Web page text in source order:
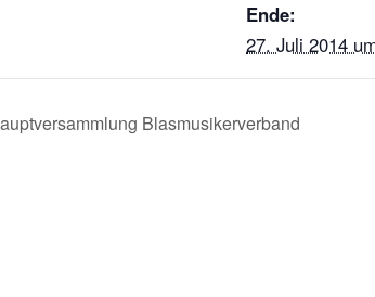
Ende:
27. Juli 2014
Blasmusikerverband